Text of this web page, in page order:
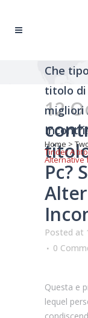
Che
titolo di
migliori
Incontri!
Home >
Tinder A
Alternative
12
Pc?
Posted at
0
Questa e
lequel